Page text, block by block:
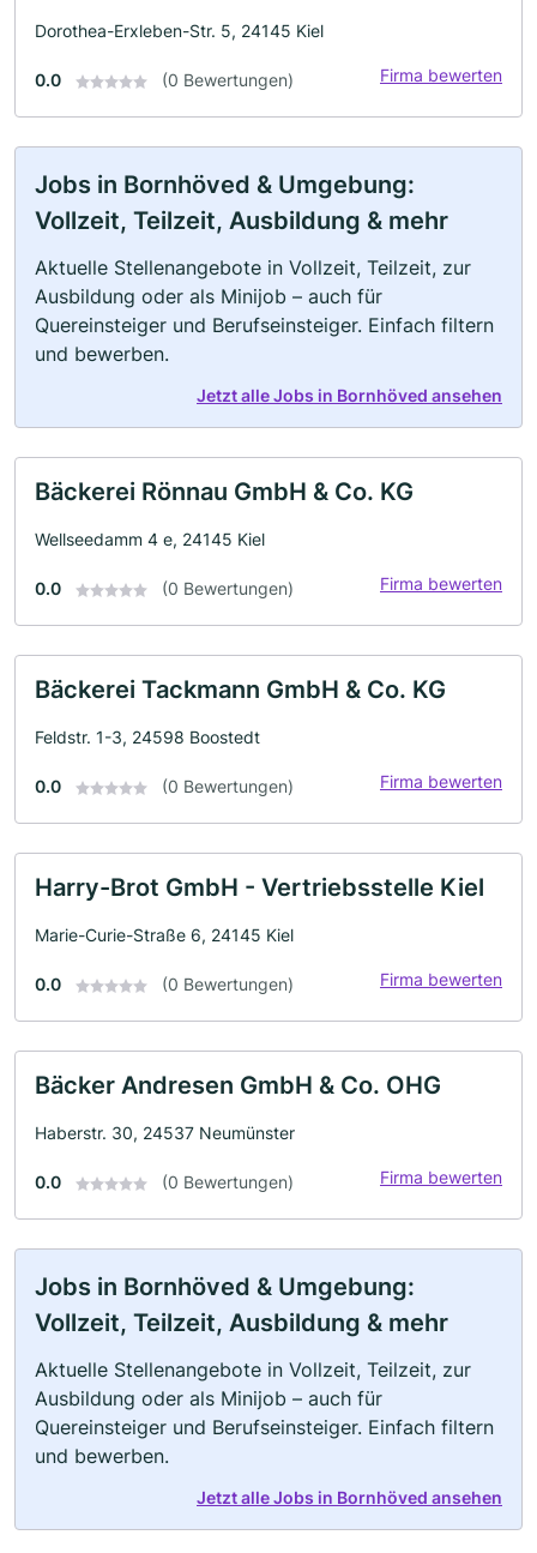
Dorothea-Erxleben-Str. 5, 24145 Kiel
0.0 (0 Bewertungen) Firma bewerten
Jobs in Bornhöved & Umgebung:
Vollzeit, Teilzeit, Ausbildung & mehr
Aktuelle Stellenangebote in Vollzeit, Teilzeit, zur
Ausbildung oder als Minijob – auch für
Quereinsteiger und Berufseinsteiger. Einfach filtern
und bewerben.
Jetzt alle Jobs in Bornhöved ansehen
Bäckerei Rönnau GmbH & Co. KG
Wellseedamm 4 e, 24145 Kiel
0.0 (0 Bewertungen) Firma bewerten
Bäckerei Tackmann GmbH & Co. KG
Feldstr. 1-3, 24598 Boostedt
0.0 (0 Bewertungen) Firma bewerten
Harry-Brot GmbH - Vertriebsstelle Kiel
Marie-Curie-Straße 6, 24145 Kiel
0.0 (0 Bewertungen) Firma bewerten
Bäcker Andresen GmbH & Co. OHG
Haberstr. 30, 24537 Neumünster
0.0 (0 Bewertungen) Firma bewerten
Jobs in Bornhöved & Umgebung:
Vollzeit, Teilzeit, Ausbildung & mehr
Aktuelle Stellenangebote in Vollzeit, Teilzeit, zur
Ausbildung oder als Minijob – auch für
Quereinsteiger und Berufseinsteiger. Einfach filtern
und bewerben.
Jetzt alle Jobs in Bornhöved ansehen